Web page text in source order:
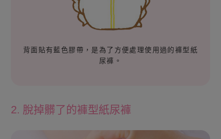
背面貼有藍色膠帶，是為了方便處理使用過的褲型紙
尿褲。
2. 脫掉髒了的褲型紙尿褲